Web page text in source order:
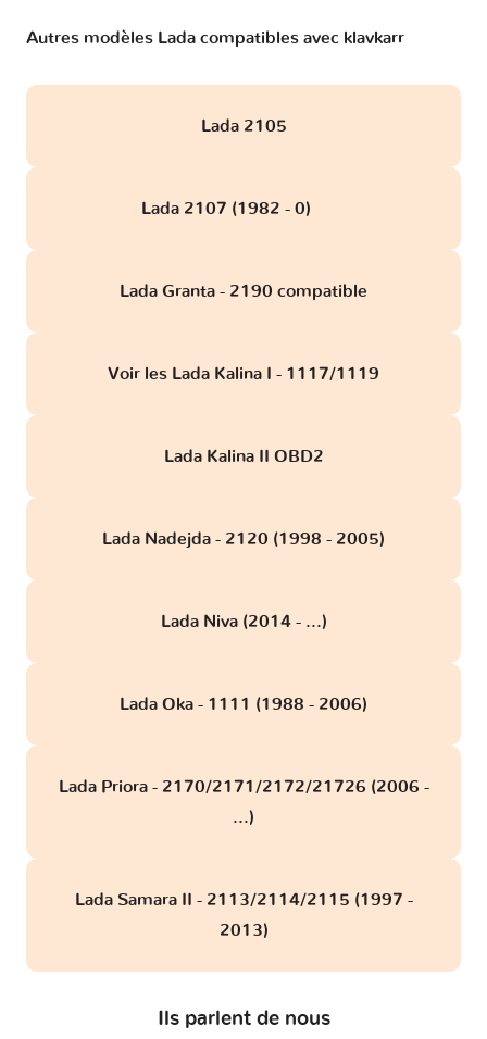
Autres modèles Lada compatibles avec klavkarr
Lada 2105
Lada 2107 (1982 - 0)
Lada Granta - 2190 compatible
Voir les Lada Kalina I - 1117/1119
Lada Kalina II OBD2
Lada Nadejda - 2120 (1998 - 2005)
Lada Niva (2014 - ...)
Lada Oka - 1111 (1988 - 2006)
Lada Priora - 2170/2171/2172/21726 (2006 -
...)
Lada Samara II - 2113/2114/2115 (1997 -
2013)
Ils parlent de nous